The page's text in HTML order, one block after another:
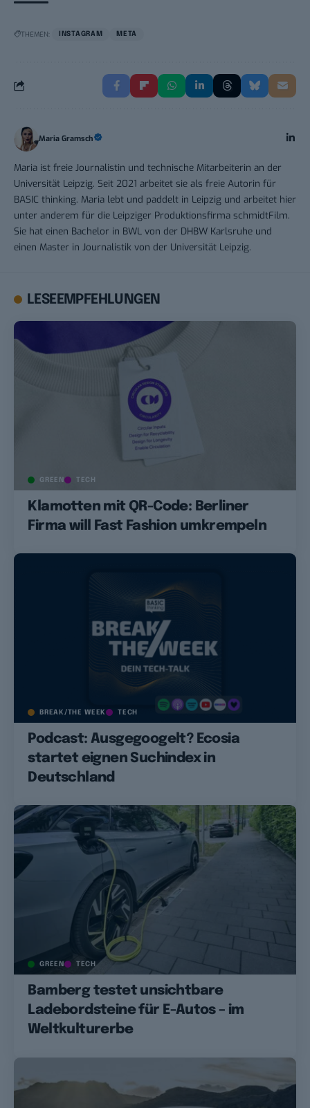
THEMEN: INSTAGRAM META
Maria Gramsch
Maria ist freie Journalistin und technische Mitarbeiterin an der
Universität Leipzig. Seit 2021 arbeitet sie als freie Autorin für
BASIC thinking. Maria lebt und paddelt in Leipzig und arbeitet hier
unter anderem für die Leipziger Produktionsfirma schmidtFilm.
Sie hat einen Bachelor in BWL von der DHBW Karlsruhe und
einen Master in Journalistik von der Universität Leipzig.
LESEEMPFEHLUNGEN
GREEN TECH
Klamotten mit QR-Code: Berliner
Firma will Fast Fashion umkrempeln
BREAK/THE WEEK TECH
Podcast: Ausgegoogelt? Ecosia
startet eignen Suchindex in
Deutschland
GREEN TECH
Bamberg testet unsichtbare
Ladebordsteine für E-Autos – im
Weltkulturerbe